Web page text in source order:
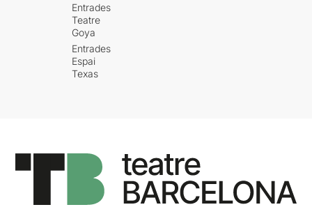
Entrades
Teatre
Goya
Entrades
Espai
Texas